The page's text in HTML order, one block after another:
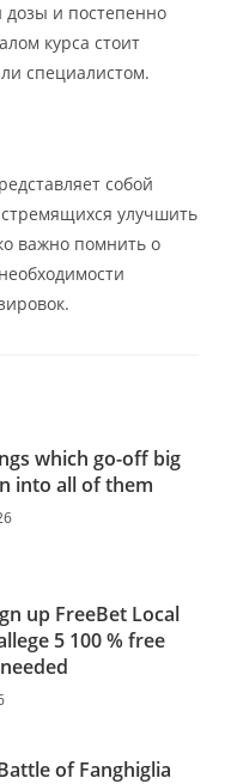
и постепенно
курса стоит
специалистом.
собой
улучшить
важно помнить о
which go-off big
into all of them
up FreeBet Local
5 100 % free
of Fanghiglia